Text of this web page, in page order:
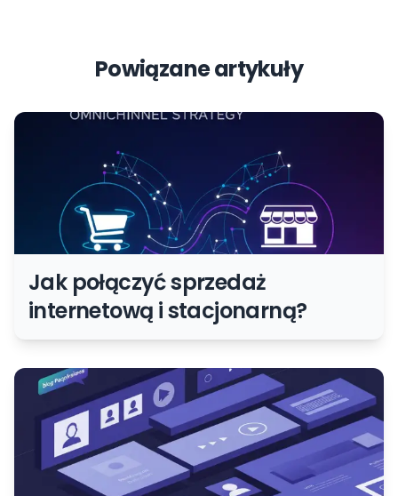
Powiązane artykuły
Jak połączyć sprzedaż
internetową i stacjonarną?